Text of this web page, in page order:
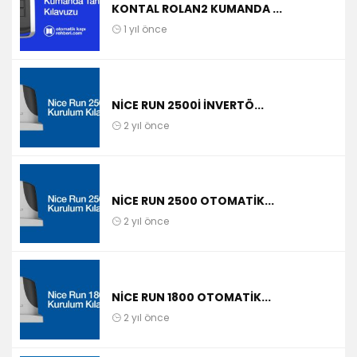
KONTAL ROLAN2 KUMANDA ...
1 yıl önce
NICE RUN 2500I İNVERTÖ...
2 yıl önce
NICE RUN 2500 OTOMATIK...
2 yıl önce
NICE RUN 1800 OTOMATIK...
2 yıl önce